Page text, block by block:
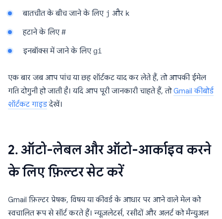
बातचीत के बीच जाने के लिए j और k
हटाने के लिए#
इनबॉक्स में जाने के लिए gi
एक बार जब आप पांच या छह शॉर्टकट याद कर लेते हैं, तो आपकी ईमेल
गति दोगुनी हो जाती है। यदि आप पूरी जानकारी चाहते हैं, तोGmail कीबोर्ड
शॉर्टकट गाइडदेखें।
2. ऑटो-लेबल और ऑटो-आर्काइव करने
के लिए फ़िल्टर सेट करें
Gmail फ़िल्टर प्रेषक, विषय या कीवर्ड के आधार पर आने वाले मेल को
स्वचालित रूप से सॉर्ट करते हैं। न्यूज़लेटर्स, रसीदों और अलर्ट को मैन्युअल